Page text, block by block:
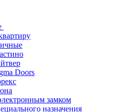
Doors
замком
назначения